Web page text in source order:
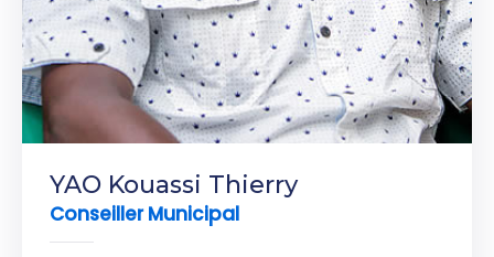
YAO Kouassi Thierry
Conseiller Municipal